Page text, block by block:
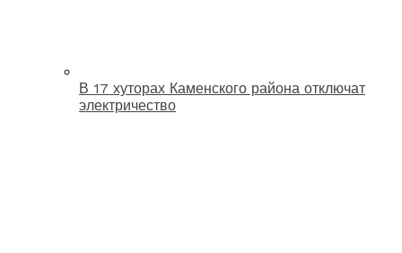
В 17 хуторах Каменского района отключат
электричество